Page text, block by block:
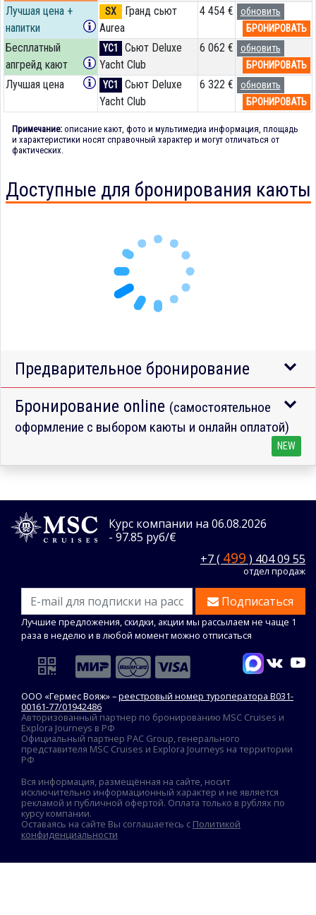
Лучшая цена +
напитки
SX
Гранд сьют
Aurea
4 454 €
обновить
БРОНИРОВАТЬ
Бесплатный
апгрейд кают
YC1
Сьют Deluxe
Yacht Club
6 062 €
обновить
БРОНИРОВАТЬ
Лучшая цена YC1
Сьют Deluxe
Yacht Club
6 322 €
обновить
БРОНИРОВАТЬ
Примечание: описание кают, фото и мультимедиа информация, площадь
и характеристики носят справочный характер и могут отличаться от
фактических.
Доступные для бронирования каюты
Предварительное бронирование
Бронирование online (самостоятельное
оформление с выбором каюты и онлайн оплатой)
NEW
Курс компании на 06.08.2026
- 97.85 руб/€
+7 ( 499 ) 404 09 55
отдел продаж
Подписаться
Лучшие предложения, скидки, акции мы рассылаем не чаще 1
раза в неделю и в любой момент можно отписаться
ООО «Гермес Вояж» –реестровый номер туроператора В031-
00161-77/01942486
Авторизованный партнер по бронированию MSC Cruises и
Explora Journeys в РФ
Официальный партнер PAC Group, генерального
представителя MSC Cruises и Explora Journeys на территории
РФ
Вся информация, размещённая на сайте, носит
исключительно информационный характер и не является
рекламой и публичной офертой. Оплата только в рублях по
курсу компании.
Оставаясь на сайте Вы соглашаетесь с Политикой
конфиденциальности